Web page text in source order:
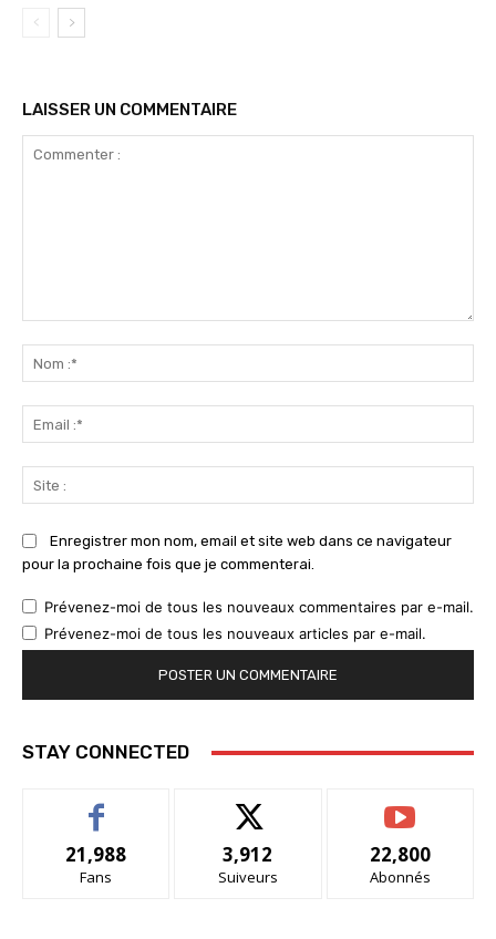
LAISSER UN COMMENTAIRE
:*
:*
:
Enregistrer mon nom, email et site web dans ce navigateur
pour la prochaine fois que je commenterai.
Prévenez-moi de tous les nouveaux commentaires par e-mail.
Prévenez-moi de tous les nouveaux articles par e-mail.
STAY CONNECTED
21,988
Fans
3,912
Suiveurs
22,800
Abonnés